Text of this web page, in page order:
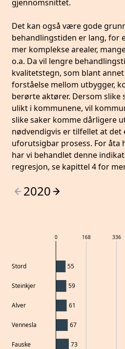
gjennomsnittet.
Det kan også være gode
behandlingstiden er lang, for
mer komplekse arealer,
o.a. Da vil lengre
kvalitetstegn, som blant
forståelse mellom utbygger,
berørte aktører. Dersom slike
ulikt i kommunene, vil
slike saker komme dårligere
nødvendigvis er tilfellet at det
uforutsigbar prosess. For åta
har vi behandlet denne
regresjon, se kapittel 4 for
2020
Stord
Steinkjer
Alver
Vennesla
Fauske
0 168 336
55
59
61
67
73